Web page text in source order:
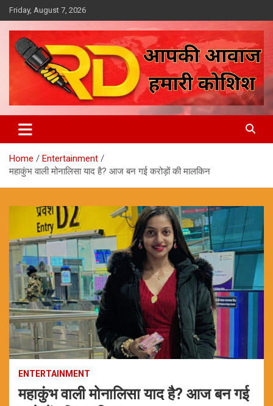
Skip
to
content
Friday, August 7, 2026
Reporter Diaries
Home
Entertainment
महाकुंभ वाली मोनालिसा याद है? आज बन गई करोड़ों की मालकिन
ENTERTAINMENT
महाकुंभ वाली मोनालिसा याद है? आज बन गई